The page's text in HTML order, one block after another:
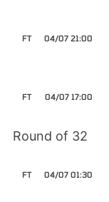
04/07 21:00
FT
04/07 17:00
FT
Round of 32
04/07 01:30
FT